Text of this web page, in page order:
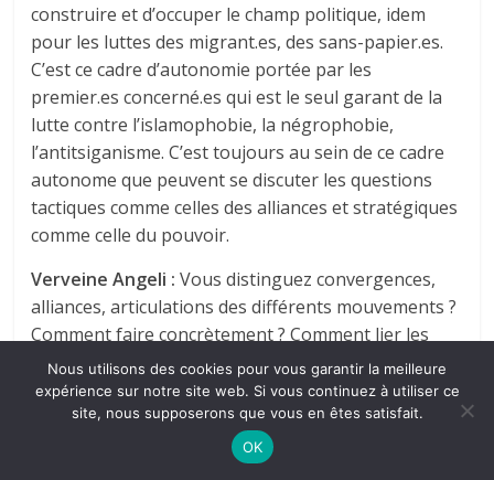
construire et d’occuper le champ politique, idem
pour les luttes des migrant.es, des sans-papier.es.
C’est ce cadre d’autonomie portée par les
premier.es concerné.es qui est le seul garant de la
lutte contre l’islamophobie, la négrophobie,
l’antitsiganisme. C’est toujours au sein de ce cadre
autonome que peuvent se discuter les questions
tactiques comme celles des alliances et stratégiques
comme celle du pouvoir.
Verveine Angeli :Vous distinguez convergences,
alliances, articulations des différents mouvements ?
Comment faire concrètement ? Comment lier les
combats contre le racisme et contre l’extrême droite
? Quelle place à vos yeux pour les syndicats ?
Au-delà des mots et des expressions
parfois fatiguées parce qu’elles ont été beaucoup
Nous utilisons des cookies pour vous garantir la meilleure
expérience sur notre site web. Si vous continuez à utiliser ce
site, nous supposerons que vous en êtes satisfait.
OK